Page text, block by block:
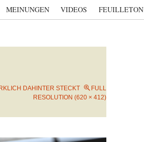
MEINUNGEN VIDEOS FEUILLETON
DAHINTER STECKT
FULL
RESOLUTION (620 × 412)